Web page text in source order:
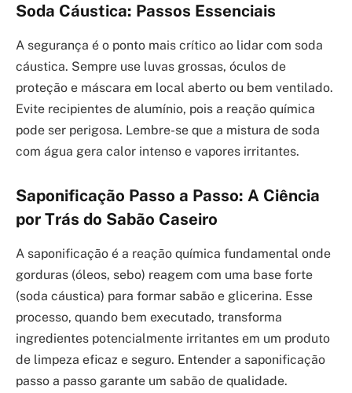
Soda Cáustica: Passos Essenciais
A segurança é o ponto mais crítico ao lidar com soda
cáustica. Sempre use luvas grossas, óculos de
proteção e máscara em local aberto ou bem ventilado.
Evite recipientes de alumínio, pois a reação química
pode ser perigosa. Lembre-se que a mistura de soda
com água gera calor intenso e vapores irritantes.
Saponificação Passo a Passo: A Ciência
por Trás do Sabão Caseiro
A saponificação é a reação química fundamental onde
gorduras (óleos, sebo) reagem com uma base forte
(soda cáustica) para formar sabão e glicerina. Esse
processo, quando bem executado, transforma
ingredientes potencialmente irritantes em um produto
de limpeza eficaz e seguro. Entender a saponificação
passo a passo garante um sabão de qualidade.